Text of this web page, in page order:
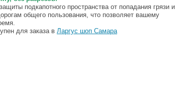
подкапотного пространства от попадания грязи и
общего пользования, что позволяет вашему
для заказа в Ларгус шоп Самара